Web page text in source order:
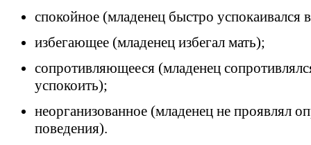
спокойное (младенец быстро успокаивался
избегающее (младенец избегал мать);
сопротивляющееся (младенец
успокоить);
неорганизованное (младенец не проявлял
поведения).